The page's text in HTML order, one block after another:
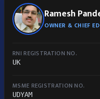
Ramesh
OWNER & CHIEF
RNI REGISTRATION NO.
UK
MSME REGISTRATION NO.
UDYAM